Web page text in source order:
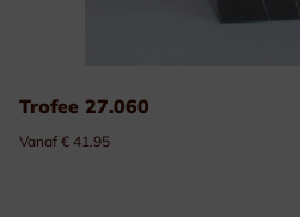
Trofee 27.060
Vanaf € 41.95